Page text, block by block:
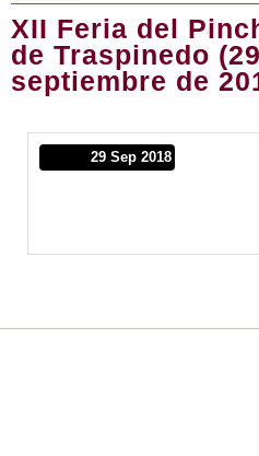
XII Feria del
de Traspinedo
septiembre de
29 Sep 2018